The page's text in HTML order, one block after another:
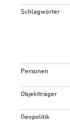
Schlagwörter
Personen
Objektträger
Geopolitik